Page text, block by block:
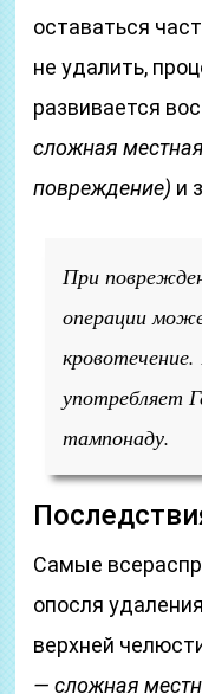
оставаться
не удалить,
развивается
сложная
повреждение) и
При
операции
употребляет
тампонаду.
Самые
опосля
верхней
— сложная